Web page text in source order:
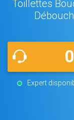
Toillettes
Expert